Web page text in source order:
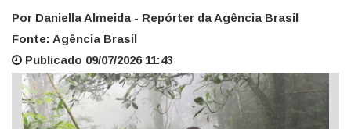
Por Daniella Almeida - Repórter da Agência Brasil
Fonte: Agência Brasil
Publicado 09/07/2026 11:43